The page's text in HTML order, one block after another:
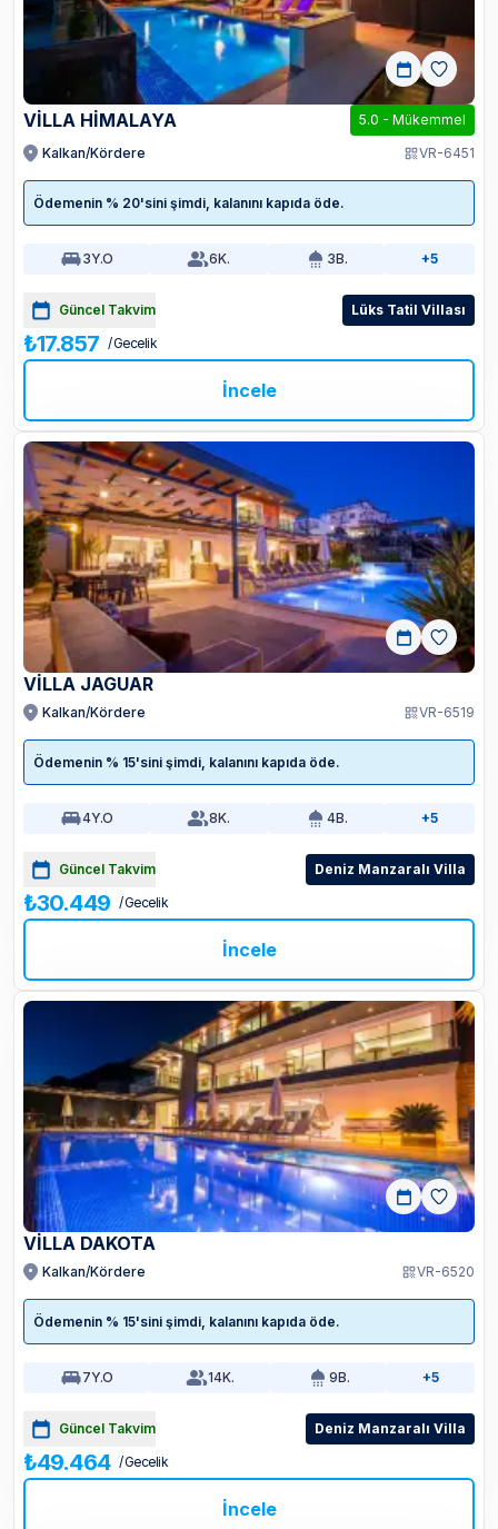
VİLLA HİMALAYA 5.0 - Mükemmel
Kalkan/Kördere
VR-6451
Ödemenin % 20'sini şimdi, kalanını kapıda öde.
3Y.O 6K. 3B. +5
Güncel Takvim Lüks Tatil Villası
₺17.857 / Gecelik
İncele
VİLLA JAGUAR
Kalkan/Kördere VR-6519
Ödemenin % 15'sini şimdi, kalanını kapıda öde.
4Y.O 8K. 4B. +5
Güncel Takvim Deniz Manzaralı Villa
₺30.449 / Gecelik
İncele
VILLA DAKOTA
Kalkan/Kördere VR-6520
Ödemenin % 15'sini şimdi, kalanını kapıda öde.
7Y.O 14K. 9B. +5
Güncel Takvim Deniz Manzaralı Villa
₺49.464 / Gecelik
İncele